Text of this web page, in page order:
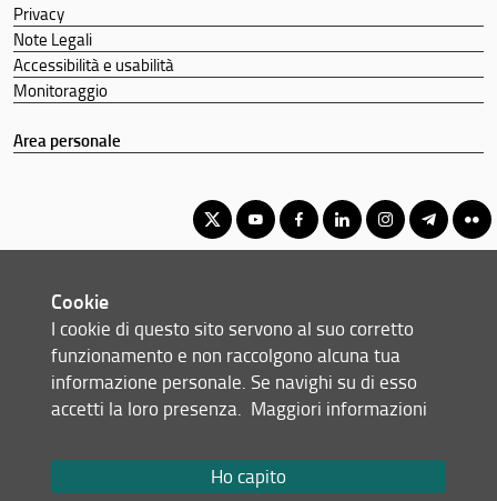
Privacy
Note Legali
Accessibilità e usabilità
Monitoraggio
Area personale
© Copyright 2012-2026 Università degli Studi di Firenze UNIFI
P.IVA/Cod.Fis 01279680480
Largo Brambilla, 3 - 50134 Firenze (FI)
Email:scuola(AT)sc-saluteumana.unifi.it
Cookie
I cookie di questo sito servono al suo corretto
funzionamento e non raccolgono alcuna tua
informazione personale. Se navighi su di esso
accetti la loro presenza. Maggiori informazioni
Ho capito